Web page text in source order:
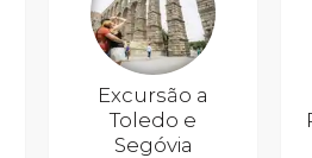
Excursão a
Toledo e
Segóvia